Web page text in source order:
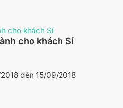
cho khách Sỉ
đến 15/09/2018